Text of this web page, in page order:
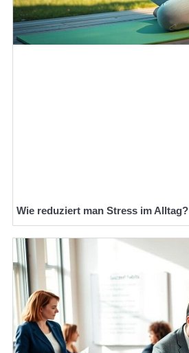
Wie reduziert man Stress im Alltag?